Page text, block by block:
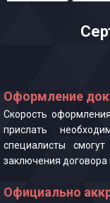
Оформление
Скорость
прислать
специалисты
заключения договора
Официально